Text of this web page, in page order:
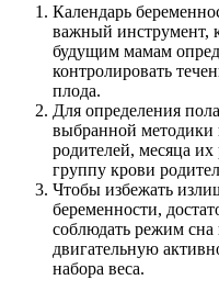
Календарь
важный инструмент,
будущим мамам
контролировать
плода.
Для определения
выбранной методики
родителей, месяца
группу крови
Чтобы избежать
беременности,
соблюдать режим сна
двигательную
набора веса.